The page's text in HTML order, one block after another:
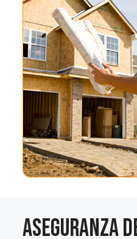
Aseguranza